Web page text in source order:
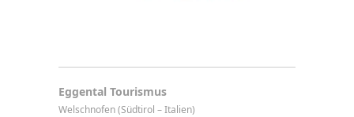
Eggental Tourismus
Welschnofen (Südtirol – Italien)